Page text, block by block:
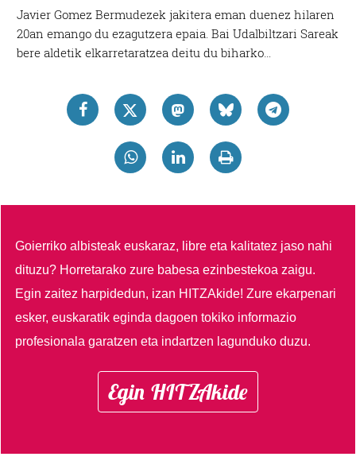
Javier Gomez Bermudezek jakitera eman duenez hilaren
20an emango du ezagutzera epaia. Bai Udalbiltzari Sareak
bere aldetik elkarretaratzea deitu du biharko…
Goierriko albisteak euskaraz, libre eta kalitatez jaso nahi
dituzu? Horretarako zure babesa ezinbestekoa zaigu.
Egin zaitez harpidedun, izan HITZAkide!Zure ekarpenari
esker, euskaratik eginda dagoen tokiko informazio
profesionala garatzen eta indartzen lagunduko duzu.
Egin HITZAkide